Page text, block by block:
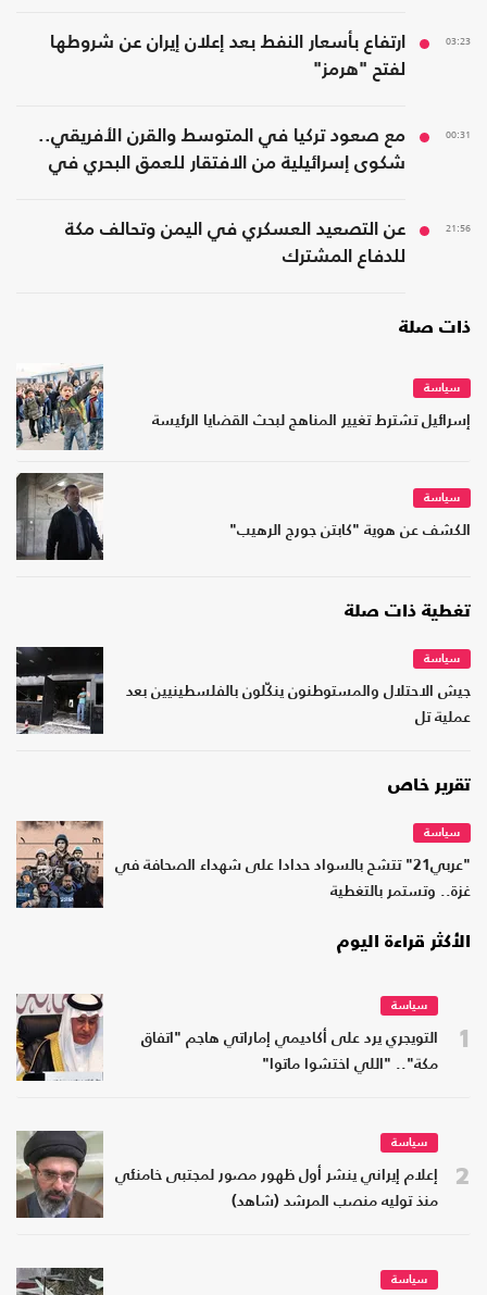
03:23
ارتفاع بأسعار النفط بعد إعلان إيران عن شروطها
لفتح "هرمز"
00:31
مع صعود تركيا في المتوسط والقرن الأفريقي..
شكوى إسرائيلية من الافتقار للعمق البحري في
21:56
عن التصعيد العسكري في اليمن وتحالف مكة
للدفاع المشترك
ذات صلة
سياسة
إسرائيل تشترط تغيير المناهج لبحث القضايا الرئيسة
سياسة
الكشف عن هوية "كابتن جورج الرهيب"
تغطية ذات صلة
سياسة
جيش الاحتلال والمستوطنون ينكّلون بالفلسطينيين بعد
عملية تل
تقرير خاص
سياسة
"عربي21" تتشح بالسواد حدادا على شهداء الصحافة في
غزة.. وتستمر بالتغطية
الأكثر قراءة اليوم
1
سياسة
التويجري يرد على أكاديمي إماراتي هاجم "اتفاق
مكة".. "اللي اختشوا ماتوا"
2
سياسة
إعلام إيراني ينشر أول ظهور مصور لمجتبى خامنئي
منذ توليه منصب المرشد (شاهد)
سياسة